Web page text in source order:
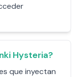
Hysteria?
que inyectan